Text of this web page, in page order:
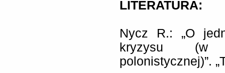
LITERATURA:
Nycz R.: „O
kryzysu (w
polonistycznej)”.